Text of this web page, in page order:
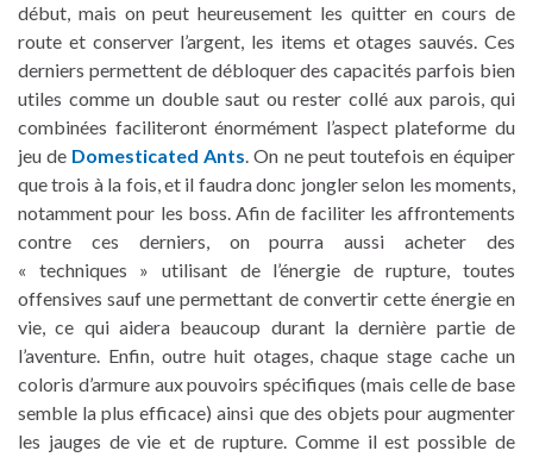
début, mais on peut heureusement les quitter en cours de
route et conserver l’argent, les items et otages sauvés. Ces
derniers permettent de débloquer des capacités parfois bien
utiles comme un double saut ou rester collé aux parois, qui
combinées faciliteront énormément l’aspect plateforme du
jeu de Domesticated Ants. On ne peut toutefois en équiper
que trois à la fois, et il faudra donc jongler selon les moments,
notamment pour les boss. Afin de faciliter les affrontements
contre ces derniers, on pourra aussi acheter des
« techniques » utilisant de l’énergie de rupture, toutes
offensives sauf une permettant de convertir cette énergie en
vie, ce qui aidera beaucoup durant la dernière partie de
l’aventure. Enfin, outre huit otages, chaque stage cache un
coloris d’armure aux pouvoirs spécifiques (mais celle de base
semble la plus efficace) ainsi que des objets pour augmenter
les jauges de vie et de rupture. Comme il est possible de